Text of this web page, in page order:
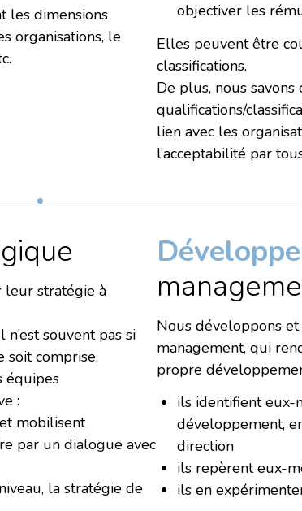
les dimensions
organisations, le
objectiver les
Elles peuvent être
classifications.
De plus, nous
qualifications/
lien avec les
l’acceptabilité par
leur stratégie à
souvent pas si
soit comprise,
équipes
:
mobilisent
par un dialogue avec
la stratégie de
Nous développons
management, qui
propre
ils identifient eux-
développement,
direction
ils repèrent eux-
ils en